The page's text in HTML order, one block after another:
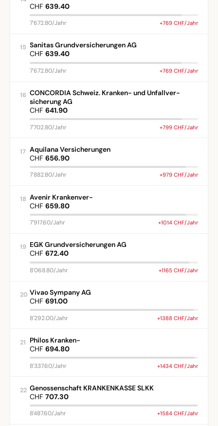
CHF 639.40
7'672.80/Jahr +769 CHF/Jahr
15 Sanitas Grundversicherungen AG
CHF 639.40
7'672.80/Jahr +769 CHF/Jahr
16 CONCORDIA Schweiz. Kranken- und Unfallver-
sicherung AG
CHF 641.90
7'702.80/Jahr +799 CHF/Jahr
17 Aquilana Versicherungen
CHF 656.90
7'882.80/Jahr +979 CHF/Jahr
18 Avenir Krankenver-
CHF 659.80
7'917.60/Jahr +1014 CHF/Jahr
19 EGK Grundversicherungen AG
CHF 672.40
8'068.80/Jahr +1165 CHF/Jahr
20 Vivao Sympany AG
CHF 691.00
8'292.00/Jahr +1388 CHF/Jahr
21 Philos Kranken-
CHF 694.80
8'337.60/Jahr +1434 CHF/Jahr
22 Genossenschaft KRANKENKASSE SLKK
CHF 707.30
8'487.60/Jahr +1584 CHF/Jahr